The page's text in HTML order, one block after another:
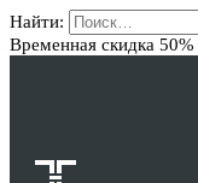
Найти:
Временная скидка 50%